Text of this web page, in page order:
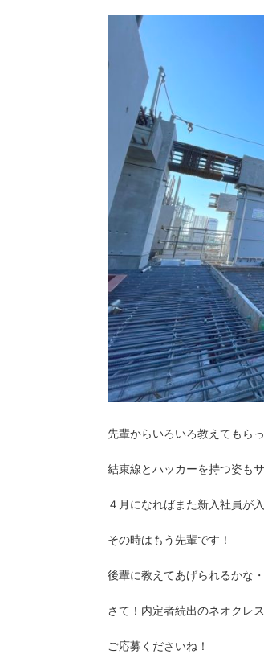
先輩からいろいろ教えてもら
結束線とハッカーを持つ姿も
４月になればまた新入社員が
その時はもう先輩です！
後輩に教えてあげられるかな
さて！内定者続出のネオクレ
ご応募くださいね！